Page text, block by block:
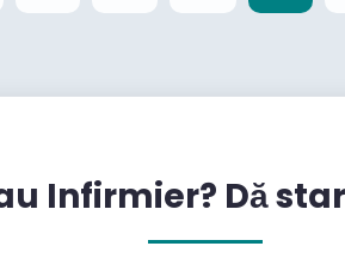
Infirmier? Dă